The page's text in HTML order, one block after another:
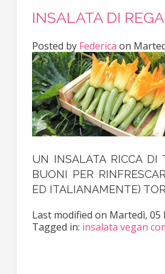
INSALATA DI
Posted by Federica on
UN INSALATA RICCA DI
BUONI PER
ED ITALIANAMENTE)
Last modified on Martedì, 05
Tagged in: insalata vegan